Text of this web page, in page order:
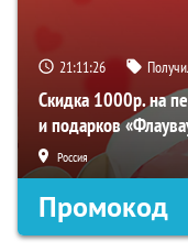
21:11:25
Скидка 1000р. на
и подарков
Россия
Промокод